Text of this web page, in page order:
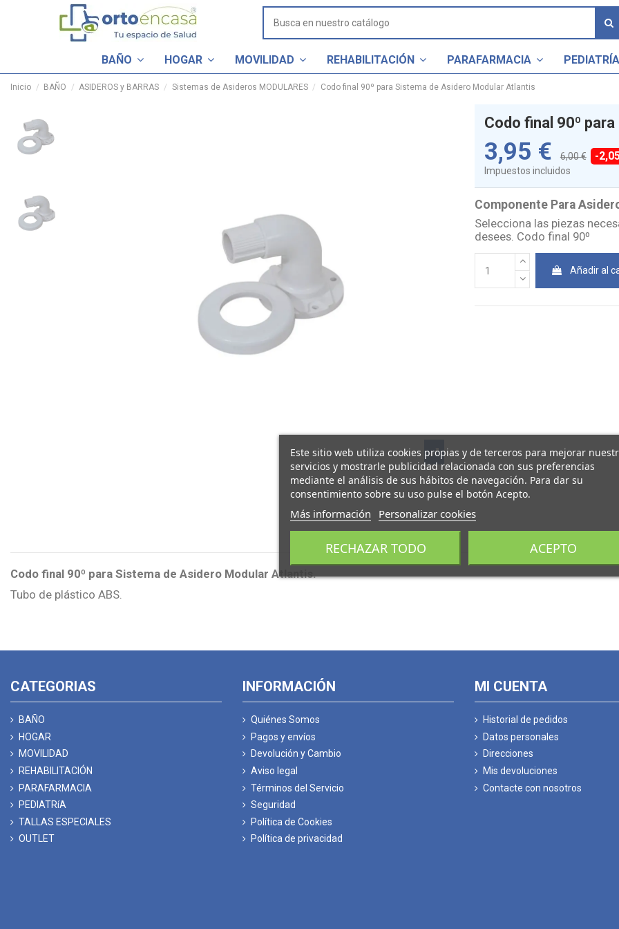
BAÑO HOGAR MOVILIDAD REHABILITACIÓN PARAFARMACIA
Inicio BAÑO ASIDEROS y BARRAS Sistemas de Asideros MODULARES Codo final 90º para Sistema de Asidero Modular Atlantis
Codo final 90º
3,95 € 6,00 € -
Impuestos incluidos
Componente Para
Selecciona las piezas
desees. Codo final 90º
Añadir al
Descripción
Codo final 90º para Sistema de Asidero Modular Atlantis.
Tubo de plástico ABS.
CATEGORIAS
BAÑO
HOGAR
MOVILIDAD
REHABILITACIÓN
PARAFARMACIA
PEDIATRíA
TALLAS ESPECIALES
OUTLET
INFORMACIÓN
Quiénes Somos
Pagos y envíos
Devolución y Cambio
Aviso legal
Términos del Servicio
Seguridad
Política de Cookies
Política de privacidad
MI CUENTA
Historial de pedidos
Datos personales
Direcciones
Mis devoluciones
Contacte con nosotros
Este sitio web utiliza cookies propias y de terceros para mejorar
servicios y mostrarle publicidad relacionada con sus preferencias
mediante el análisis de sus hábitos de navegación. Para dar su
consentimiento sobre su uso pulse el botón Acepto.
Más información Personalizar cookies
RECHAZAR TODO ACEPTO